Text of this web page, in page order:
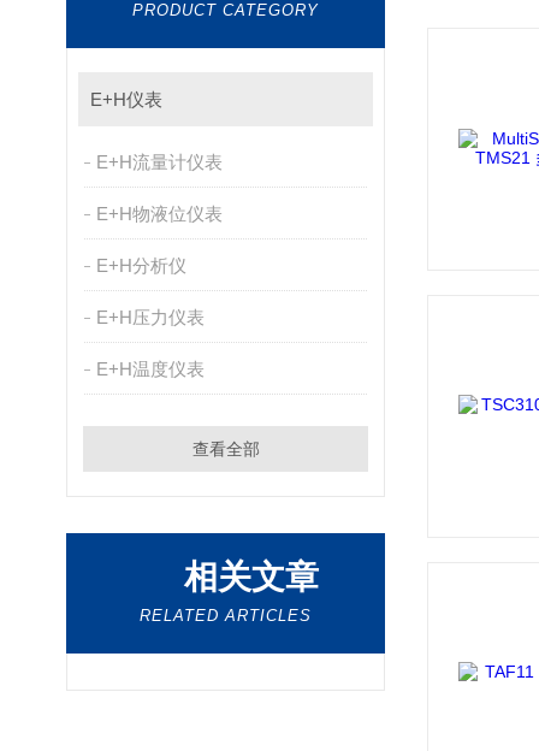
PRODUCT CATEGORY
E+H仪表
E+H流量计仪表
E+H物液位仪表
E+H分析仪
E+H压力仪表
E+H温度仪表
查看全部
相关文章
RELATED ARTICLES